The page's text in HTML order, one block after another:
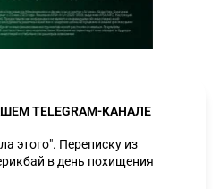
TELEGRAM-КАНАЛЕ
этого". Переписку из
в день похищения